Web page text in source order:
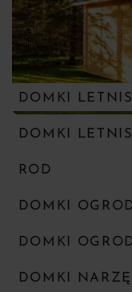
DOMKI
DOMKI
ROD
DOMKI
DOMKI
DOMKI